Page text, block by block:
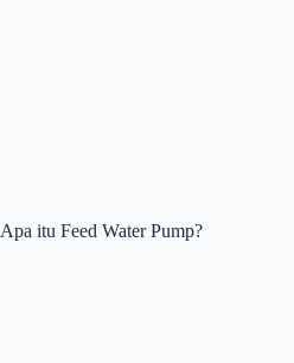
Apa itu Feed Water Pump?